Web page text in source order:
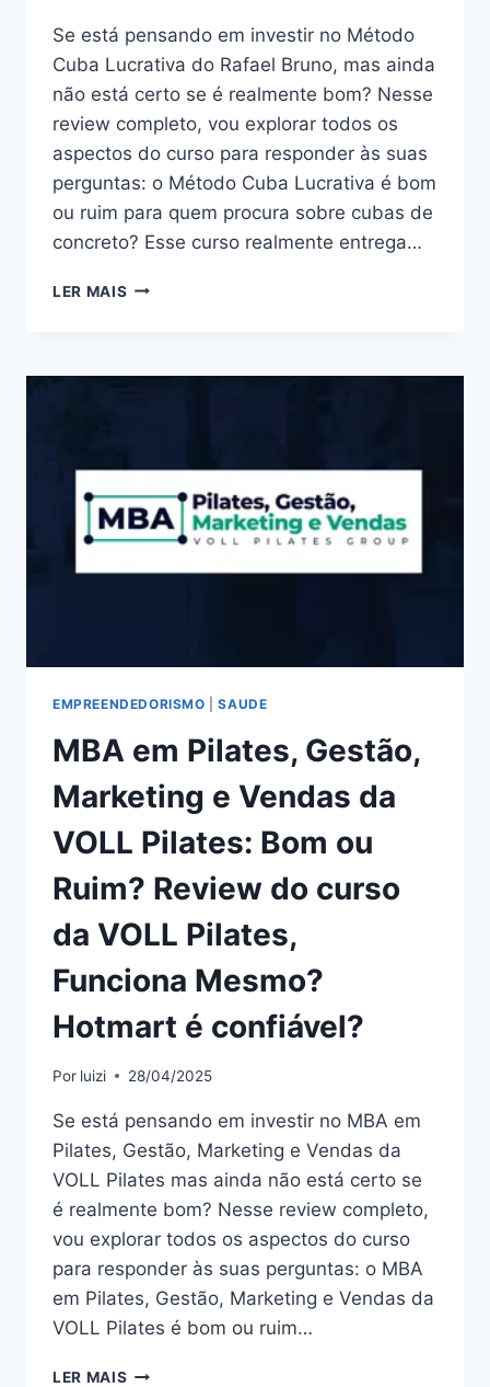
Se está pensando em investir no Método
Cuba Lucrativa do Rafael Bruno, mas ainda
não está certo se é realmente bom? Nesse
review completo, vou explorar todos os
aspectos do curso para responder às suas
perguntas: o Método Cuba Lucrativa é bom
ou ruim para quem procura sobre cubas de
concreto? Esse curso realmente entrega…
LER MAIS MÉTODO
OU
CURSO
DO
RAFAEL
BRUNO,
EMPREENDEDORISMO |SAUDE
MBA em Pilates, Gestão,
Marketing e Vendas da
VOLL Pilates: Bom ou
Ruim? Review do curso
da VOLL Pilates,
Funciona Mesmo?
Hotmart é confiável?
Por luizi 28/04/2025
Se está pensando em investir no MBA em
Pilates, Gestão, Marketing e Vendas da
VOLL Pilates mas ainda não está certo se
é realmente bom? Nesse review completo,
vou explorar todos os aspectos do curso
para responder às suas perguntas: o MBA
em Pilates, Gestão, Marketing e Vendas da
VOLL Pilates é bom ou ruim…
LER MAIS MBA